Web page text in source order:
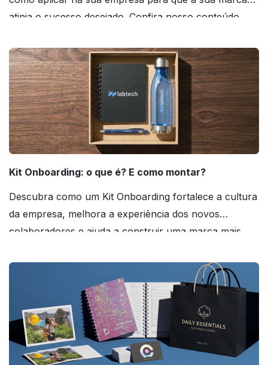
atinja o sucesso desejado. Confira nosso conteúdo
Kit Onboarding: o que é? E como montar?
Descubra como um Kit Onboarding fortalece a cultura
da empresa, melhora a experiência dos novos
colaboradores e ajuda a construir uma marca mais